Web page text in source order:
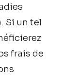
Si un tel
frais de